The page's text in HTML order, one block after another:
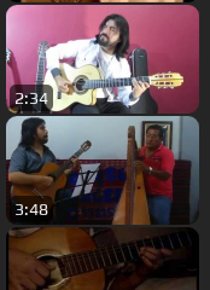
2:34
3:48